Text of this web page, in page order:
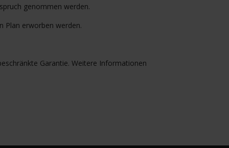
genommen werden.
Plan erworben werden.
Garantie. Weitere Informationen